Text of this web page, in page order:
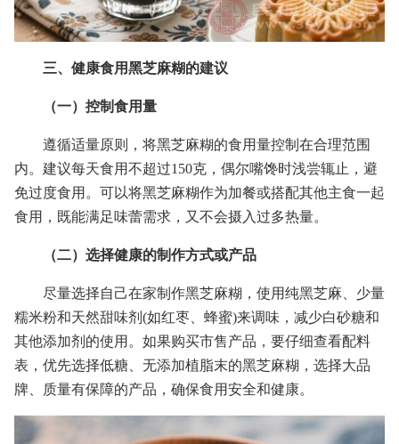
三、健康食用黑芝麻糊的建议
（一）控制食用量
遵循适量原则，将黑芝麻糊的食用量控制在合理范围
内。建议每天食用不超过150克，偶尔嘴馋时浅尝辄止，避
免过度食用。可以将黑芝麻糊作为加餐或搭配其他主食一起
食用，既能满足味蕾需求，又不会摄入过多热量。
（二）选择健康的制作方式或产品
尽量选择自己在家制作黑芝麻糊，使用纯黑芝麻、少量
糯米粉和天然甜味剂(如红枣、蜂蜜)来调味，减少白砂糖和
其他添加剂的使用。如果购买市售产品，要仔细查看配料
表，优先选择低糖、无添加植脂末的黑芝麻糊，选择大品
牌、质量有保障的产品，确保食用安全和健康。